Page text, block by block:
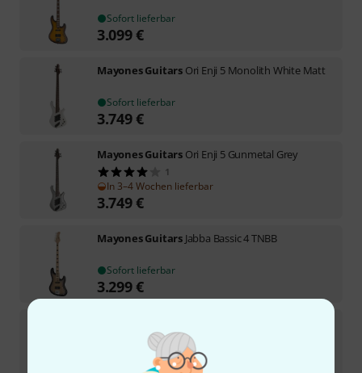
Sofort lieferbar
3.099€
Mayones Guitars Ori Enji 5 Monolith White Matt
Sofort lieferbar
3.749€
Mayones Guitars Ori Enji 5 Gunmetal Grey
1
In 3–4 Wochen lieferbar
3.749€
Mayones Guitars Jabba Bassic 4 TNBB
Sofort lieferbar
3.299€
In 1–2 Wochen lieferbar